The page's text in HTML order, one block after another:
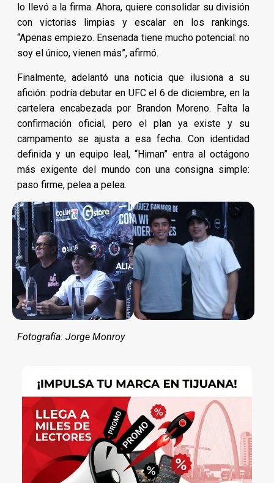
lo llevó a la firma. Ahora, quiere consolidar su división
con victorias limpias y escalar en los rankings.
“Apenas empiezo. Ensenada tiene mucho potencial: no
soy el único, vienen más”, afirmó.
Finalmente, adelantó una noticia que ilusiona a su
afición: podría debutar en UFC el 6 de diciembre, en la
cartelera encabezada por Brandon Moreno. Falta la
confirmación oficial, pero el plan ya existe y su
campamento se ajusta a esa fecha. Con identidad
definida y un equipo leal, “Himan” entra al octágono
más exigente del mundo con una consigna simple:
paso firme, pelea a pelea.
Fotografía: Jorge Monroy